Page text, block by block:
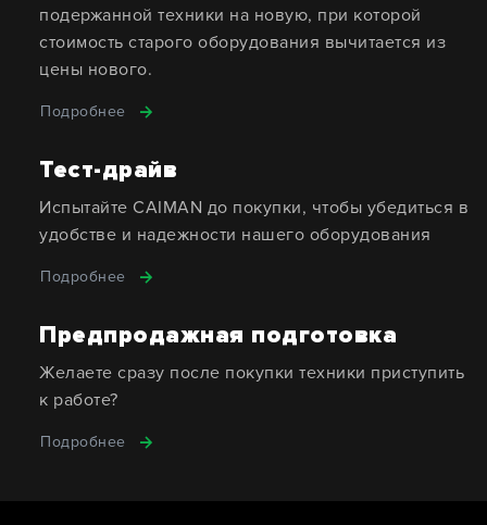
подержанной техники на новую, при которой
стоимость старого оборудования вычитается из
цены нового.
Подробнее
Тест-драйв
Испытайте CAIMAN до покупки, чтобы убедиться в
удобстве и надежности нашего оборудования
Подробнее
Предпродажная подготовка
Желаете сразу после покупки техники приступить
к работе?
Подробнее